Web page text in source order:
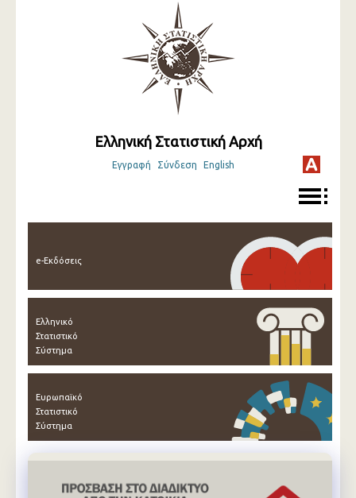
Ελληνική Στατιστική Αρχή
Εγγραφή Σύνδεση English
e-Εκδόσεις
Ελληνικό
Στατιστικό
Σύστημα
Ευρωπαϊκό
Στατιστικό
Σύστημα